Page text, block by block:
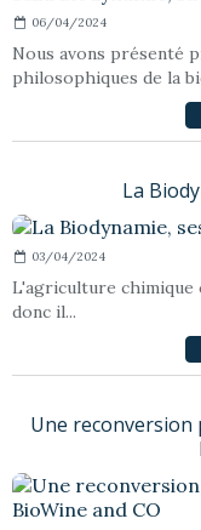
06/04/2024
Nous avons présenté
philosophiques de la
La
03/04/2024
L'agriculture chimique
donc il...
Une reconversion